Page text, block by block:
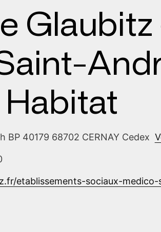
Glaubitz
BP 40179 68702 CERNAY Cedex
etablissements-sociaux-